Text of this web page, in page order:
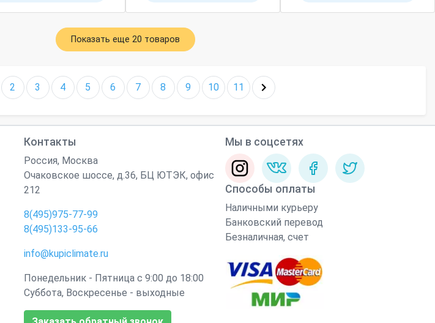
Показать еще 20 товаров
2 3 4 5 6 7 8 9 10 11
Контакты
Россия, Москва
Очаковское шоссе, д.36, БЦ ЮТЭК, офис
212
8(495)975-77-99
8(495)133-95-66
info@kupiclimate.ru
Понедельник - Пятница с 9:00 до 18:00
Суббота, Воскресенье - выходные
Мы в соцсетях
Способы оплаты
Наличными курьеру
Банковский перевод
Безналичная, счет